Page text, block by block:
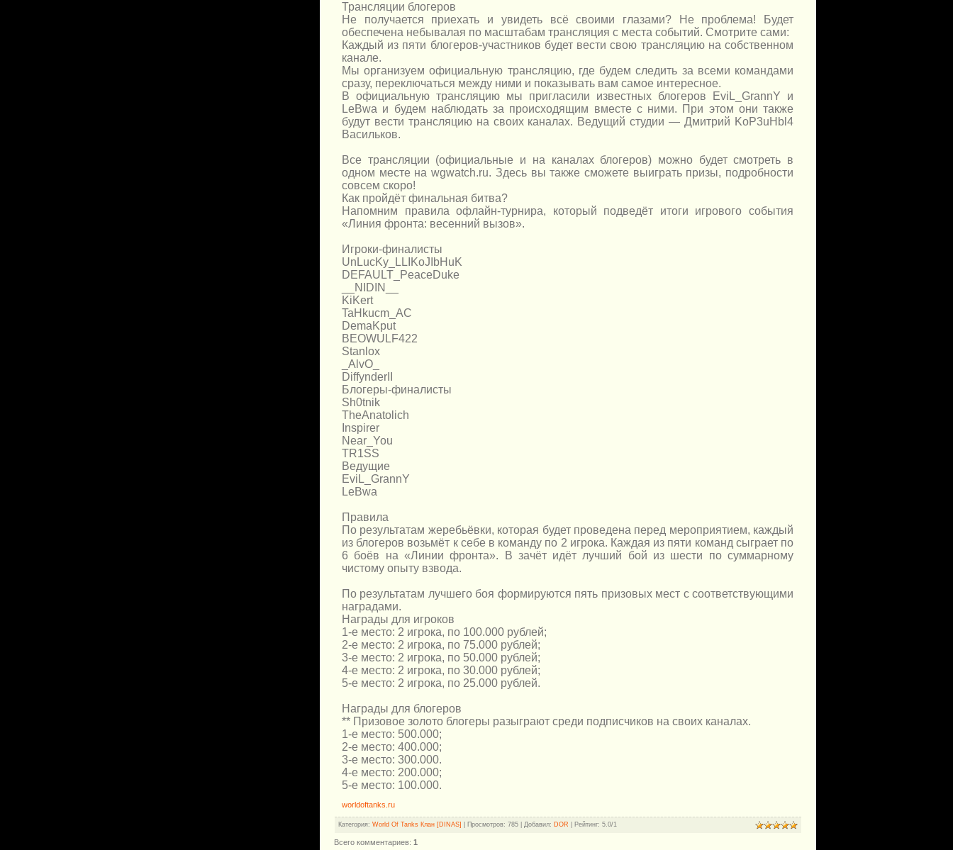
Трансляции блогеров
Не получается приехать и увидеть всё своими глазами? Не проблема! Будет
обеспечена небывалая по масштабам трансляция с места событий. Смотрите сами:
Каждый из пяти блогеров-участников будет вести свою трансляцию на собственном
канале.
Мы организуем официальную трансляцию, где будем следить за всеми командами
сразу, переключаться между ними и показывать вам самое интересное.
В официальную трансляцию мы пригласили известных блогеров EviL_GrannY и
LeBwa и будем наблюдать за происходящим вместе с ними. При этом они также
будут вести трансляцию на своих каналах. Ведущий студии — Дмитрий KoP3uHbl4
Васильков.
Все трансляции (официальные и на каналах блогеров) можно будет смотреть в
одном месте на wgwatch.ru. Здесь вы также сможете выиграть призы, подробности
совсем скоро!
Как пройдёт финальная битва?
Напомним правила офлайн-турнира, который подведёт итоги игрового события
«Линия фронта: весенний вызов».
Игроки-финалисты
UnLucKy_LLIKoJIbHuK
DEFAULT_PeaceDuke
__NIDIN__
KiKert
TaHkucm_AC
DemaKput
BEOWULF422
Stanlox
_AlvO_
DiffynderII
Блогеры-финалисты
Sh0tnik
TheAnatolich
Inspirer
Near_You
TR1SS
Ведущие
EviL_GrannY
LeBwa
Правила
По результатам жеребьёвки, которая будет проведена перед мероприятием, каждый
из блогеров возьмёт к себе в команду по 2 игрока. Каждая из пяти команд сыграет по
6 боёв на «Линии фронта». В зачёт идёт лучший бой из шести по суммарному
чистому опыту взвода.
По результатам лучшего боя формируются пять призовых мест с соответствующими
наградами.
Награды для игроков
1-е место: 2 игрока, по 100.000 рублей;
2-е место: 2 игрока, по 75.000 рублей;
3-е место: 2 игрока, по 50.000 рублей;
4-е место: 2 игрока, по 30.000 рублей;
5-е место: 2 игрока, по 25.000 рублей.
Награды для блогеров
** Призовое золото блогеры разыграют среди подписчиков на своих каналах.
1-е место: 500.000;
2-е место: 400.000;
3-е место: 300.000.
4-е место: 200.000;
5-е место: 100.000.
worldoftanks.ru
Категория: World Of Tanks Клан [DINAS] Просмотров: 785 | Добавил: DOR Рейтинг: 5.0/1
Всего комментариев: 1